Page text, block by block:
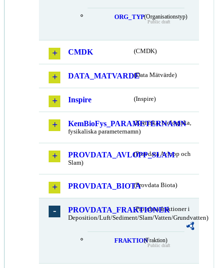
ORG_TYP(Organisationstyp)
Public draft
CMDK (CMDK)
DATA_MATVARDE(Data Mätvärde)
Inspire (Inspire)
KemBioFys_PARAMETERNAMN
(Kemiska, biologiska,
fysikaliska parameternamn)
PROVDATA_AVLOPP_SLAM
(Provdata Avlopp och
Slam)
PROVDATA_BIOTA(Provdata Biota)
PROVDATA_FRAKTIONER
(Provdata fraktioner i
Deposition/Luft/Sediment/Slam/Vatten/Grundvatten)
FRAKTION(Fraktion)
Public draft